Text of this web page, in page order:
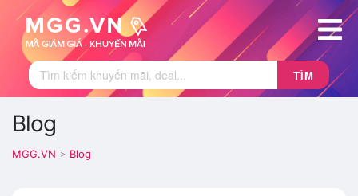
TÌM
Blog
MGG.VN > Blog